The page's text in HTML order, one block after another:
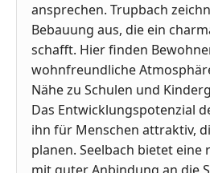
ansprechen. Trupbach
Bebauung aus, die ein
schafft. Hier finden
wohnfreundliche
Nähe zu Schulen und
Das Entwicklungspotenzial
ihn für Menschen attraktiv,
planen. Seelbach bietet